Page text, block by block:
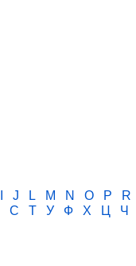
J L M N O P R
С Т У Ф Х Ц Ч